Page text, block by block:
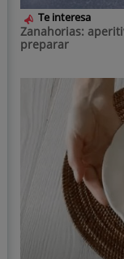
Te interesa
Zanahorias:
preparar